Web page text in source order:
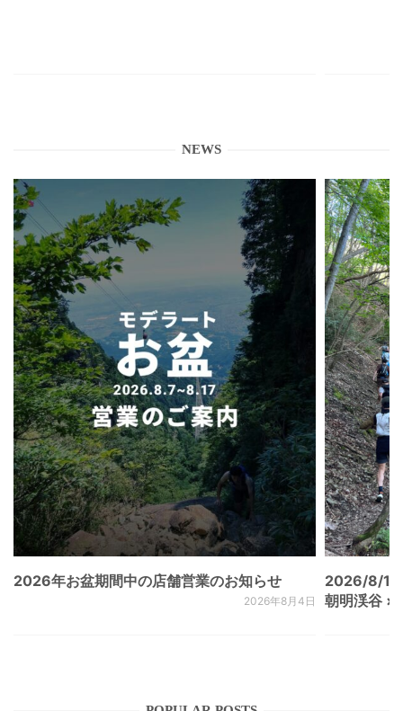
NEWS
2026年お盆期間中の店舗営業のお知らせ
2026年8月4日
2026/8/
朝明渓谷 ×